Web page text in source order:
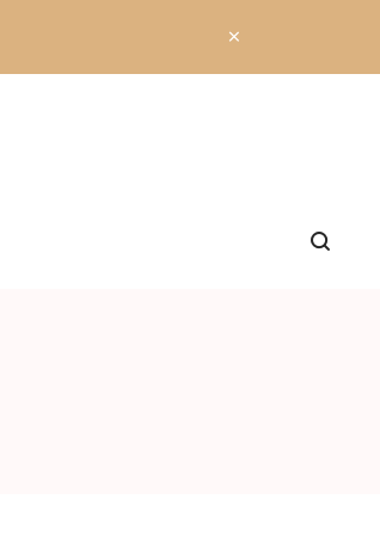
×